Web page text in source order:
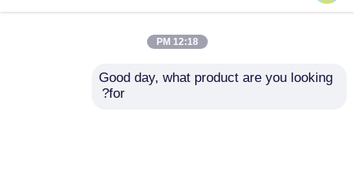
الأوتوماتيكية ذات
5000 قطعة / ساعة DW-12:18 PM
Good day, what product are you looking
for?